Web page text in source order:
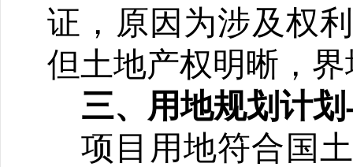
证， 原因为涉及权
但土地产权明晰，
三、用地规划计
项目用地符合国